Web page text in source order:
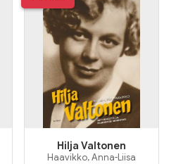
Hilja Valtonen
Haavikko, Anna-Liisa